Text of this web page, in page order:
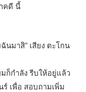
คดี นี้
มาสิ” เสียง ตะโกน
ก็กำลัง รีบให้อยู่แล้ว
เพื่อ สอบถามเพิ่ม